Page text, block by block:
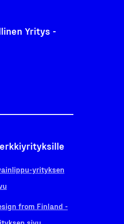
Yritys -
yrityksen
from Finland -